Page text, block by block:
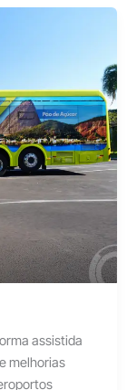
assistida
melhorias